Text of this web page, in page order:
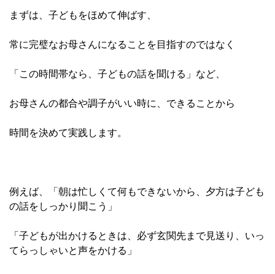
まずは、子どもをほめて伸ばす
常に完璧なお母さんになることを目指すのではなく
「この時間帯なら、子どもの話を聞ける」など、
お母さんの都合や調子がいい時に、できることから
時間を決めて実践します。
例えば、「朝は忙しくて何もできないから、夕方は子ども
の話をしっかり聞こう」
「子どもが出かけるときは、必ず玄関先まで見送り、いっ
てらっしゃいと声をかける」